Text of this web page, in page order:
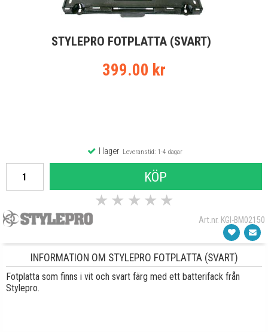
VÄLJ
När du valt kommer butiken visa delar för vald moped
STYLEPRO FOTPLATTA (SVART)
399.00 kr
I lagerLeveranstid: 1-4 dagar
KÖP
★ ★ ★ ★ ★
Art.nr. KGI-BM02150
INFORMATION OM STYLEPRO FOTPLATTA (SVART)
Fotplatta som finns i vit och svart färg med ett batterifack från
Stylepro.